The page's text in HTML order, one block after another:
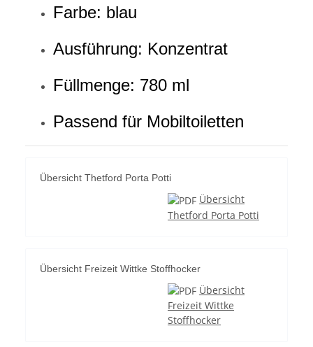
Farbe: blau
Ausführung: Konzentrat
Füllmenge: 780 ml
Passend für Mobiltoiletten
Übersicht Thetford Porta Potti
Übersicht
Thetford Porta Potti
Übersicht Freizeit Wittke Stoffhocker
Übersicht
Freizeit Wittke
Stoffhocker